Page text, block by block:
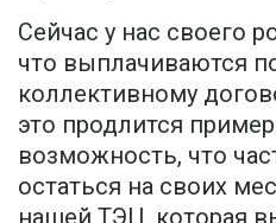
Сейчас у нас своего
что выплачиваются
коллективному
это продлится
возможность, что
остаться на своих
нашей ТЭЦ, которая